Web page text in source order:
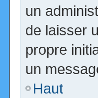
un
de laisser
propre
un
Haut